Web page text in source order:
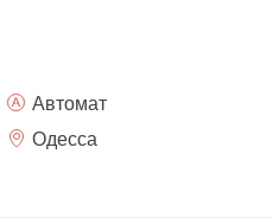
Автомат
Одесса